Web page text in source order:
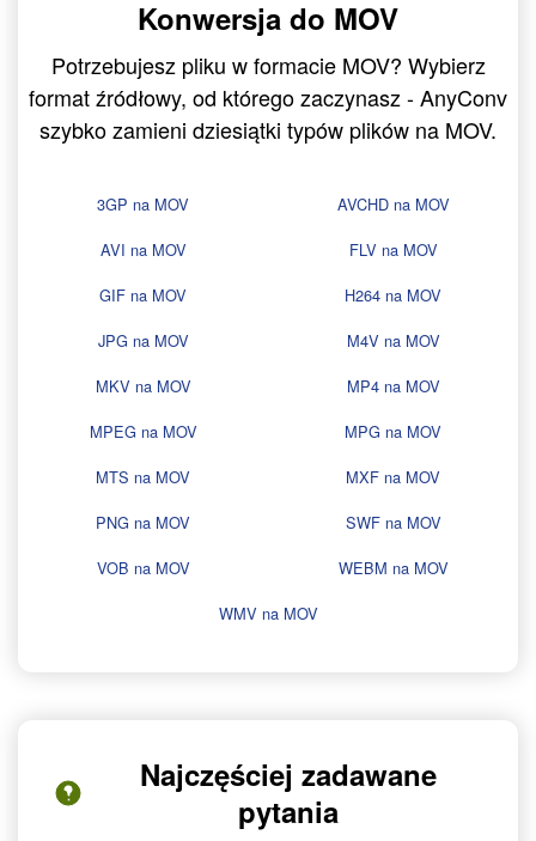
Konwersja do MOV
Potrzebujesz pliku w formacie MOV? Wybierz
format źródłowy, od którego zaczynasz - AnyConv
szybko zamieni dziesiątki typów plików na MOV.
3GP na MOV
AVCHD na MOV
AVI na MOV
FLV na MOV
GIF na MOV
H264 na MOV
JPG na MOV
M4V na MOV
MKV na MOV
MP4 na MOV
MPEG na MOV
MPG na MOV
MTS na MOV
MXF na MOV
PNG na MOV
SWF na MOV
VOB na MOV
WEBM na MOV
WMV na MOV
Najczęściej zadawane
pytania